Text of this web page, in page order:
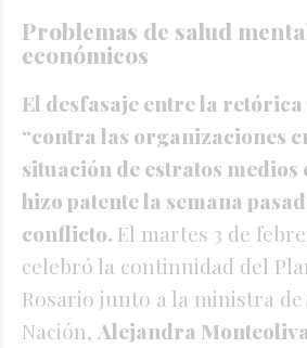
Problemas de salud
económicos
El desfasaje entre la
“contra las organizaciones
situación de estratos
hizo patente la semana
conflicto. El martes 3 de
celebró la continuidad del
Rosario junto a la ministra de
Nación, Alejandra